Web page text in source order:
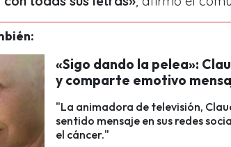
«Sigo dando la pelea»:
y comparte emotivo
"La animadora de televisión,
sentido mensaje en sus redes
el cáncer."